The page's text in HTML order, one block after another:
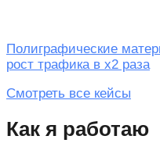
Полиграфические
рост трафика в х2 раза
Смотреть все кейсы
Как я работаю